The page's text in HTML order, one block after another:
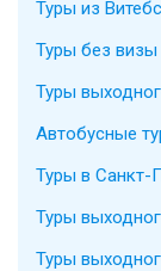
Туры из
Туры без визы
Туры
Автобусные
Туры в Санкт-
Туры
Туры